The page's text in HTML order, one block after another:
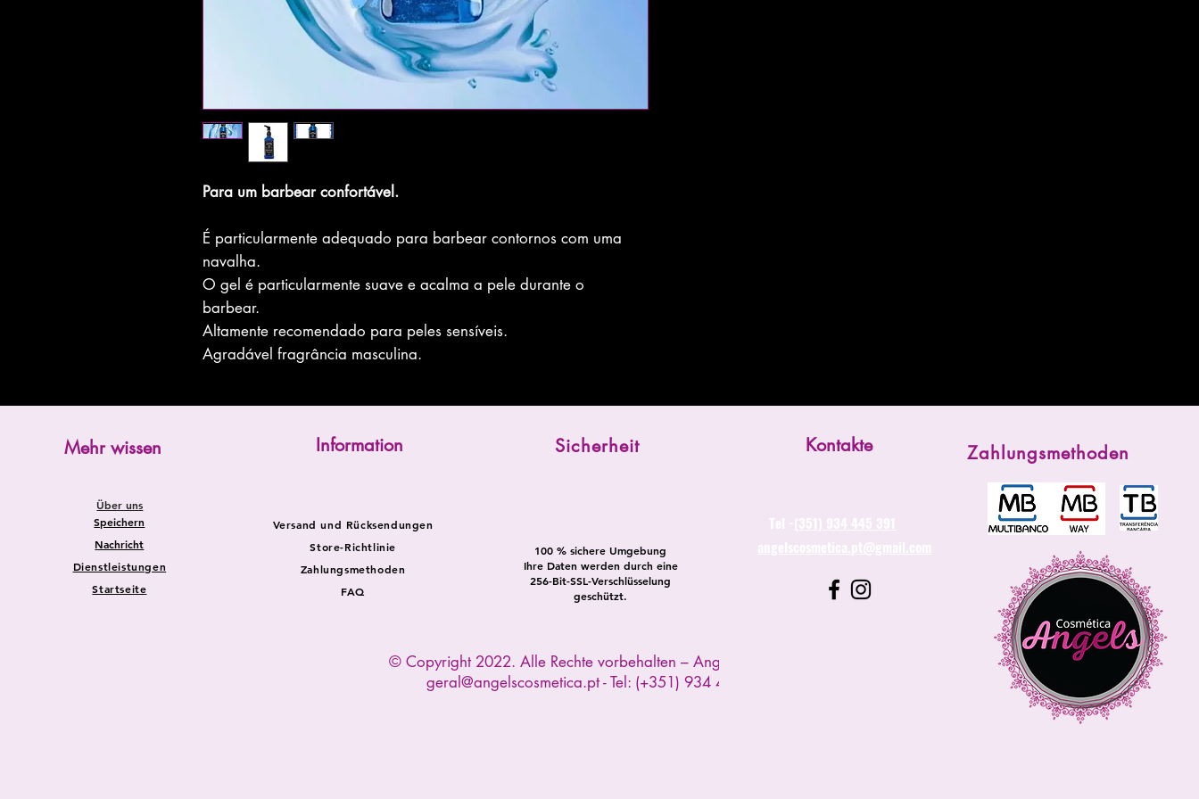
Para um barbear confortável.
É particularmente adequado para barbear contornos com uma
navalha.
O gel é particularmente suave e acalma a pele durante o
barbear.
Altamente recomendado para peles sensíveis.
Agradável fragrância masculina.
Mehr wissen
Speichern
Nachricht
Dienstleistungen
Startseite
Über uns
Information
Versand und Rücksendungen
Store-Richtlinie
Zahlungsmethoden
FAQ
Sicherheit
100 % sichere Umgebung
Ihre Daten werden durch eine
256-Bit-SSL-Verschlüsselung
geschützt.
© Copyright 2022. Alle Rechte vorbehalten – Angels Cosmetica
geral@angelscosmetica.pt- Tel: (+351) 934 445 391
Kontakte
Tel -(351) 934 445 391
angelscosmetica.pt@gmail.com
Zahlungsmethoden